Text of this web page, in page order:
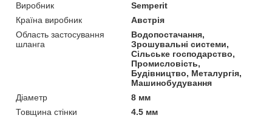
Виробник
Semperit
Країна виробник
Австрія
Область застосування
шланга
Водопостачання,
Зрошувальні системи,
Сільське господарство,
Промисловість,
Будівництво, Металургія,
Машинобудування
Діаметр
8 мм
Товщина стінки
4.5 мм